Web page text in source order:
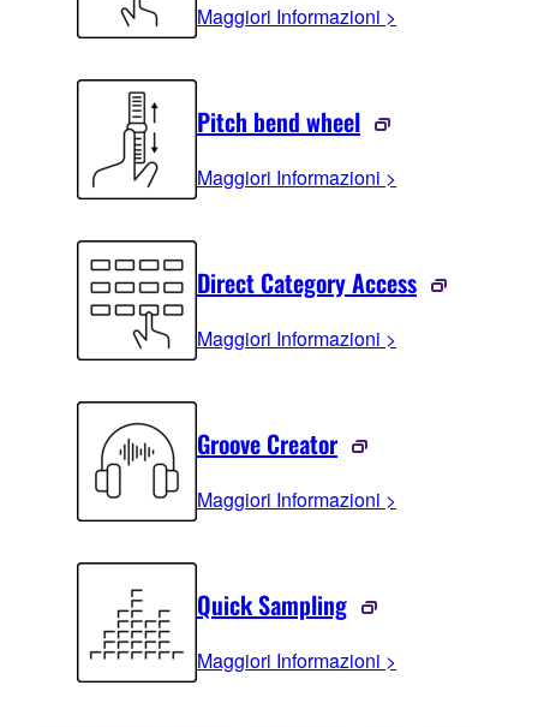
Maggiori Informazioni >
Pitch bend wheel
Maggiori Informazioni >
Direct Category Access
Maggiori Informazioni >
Groove Creator
Maggiori Informazioni >
Quick Sampling
Maggiori Informazioni >